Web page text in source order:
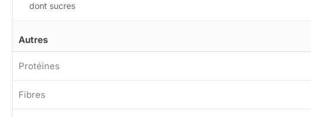
dont sucres
Autres
Protéines
Fibres